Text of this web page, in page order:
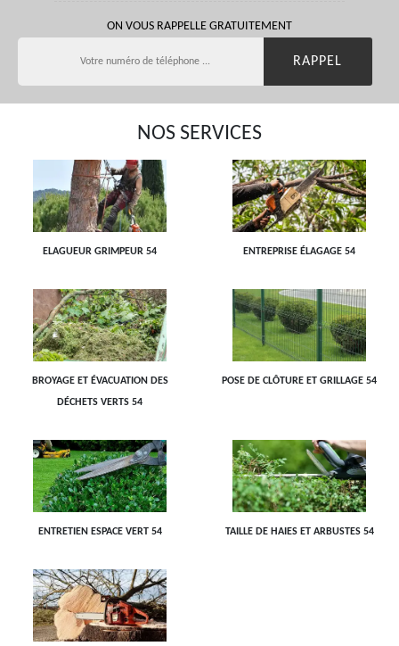
ON VOUS RAPPELLE GRATUITEMENT
NOS SERVICES
ELAGUEUR GRIMPEUR 54 ENTREPRISE ÉLAGAGE 54
BROYAGE ET ÉVACUATION DES
DÉCHETS VERTS 54
POSE DE CLÔTURE ET GRILLAGE 54
ENTRETIEN ESPACE VERT 54 TAILLE DE HAIES ET ARBUSTES 54